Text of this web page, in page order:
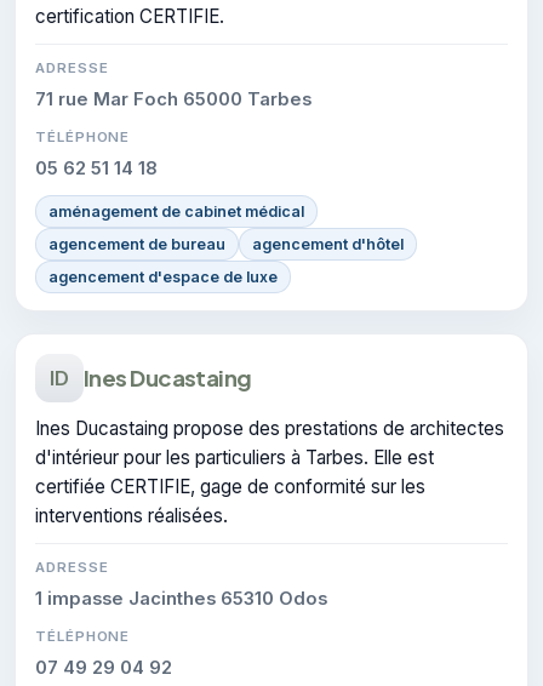
certification CERTIFIE.
ADRESSE
71 rue Mar Foch 65000 Tarbes
TÉLÉPHONE
05 62 51 14 18
aménagement de cabinet médical
agencement de bureau
agencement d'hôtel
agencement d'espace de luxe
ID Ines Ducastaing
Ines Ducastaing propose des prestations de architectes
d'intérieur pour les particuliers à Tarbes. Elle est
certifiée CERTIFIE, gage de conformité sur les
interventions réalisées.
ADRESSE
1 impasse Jacinthes 65310 Odos
TÉLÉPHONE
07 49 29 04 92